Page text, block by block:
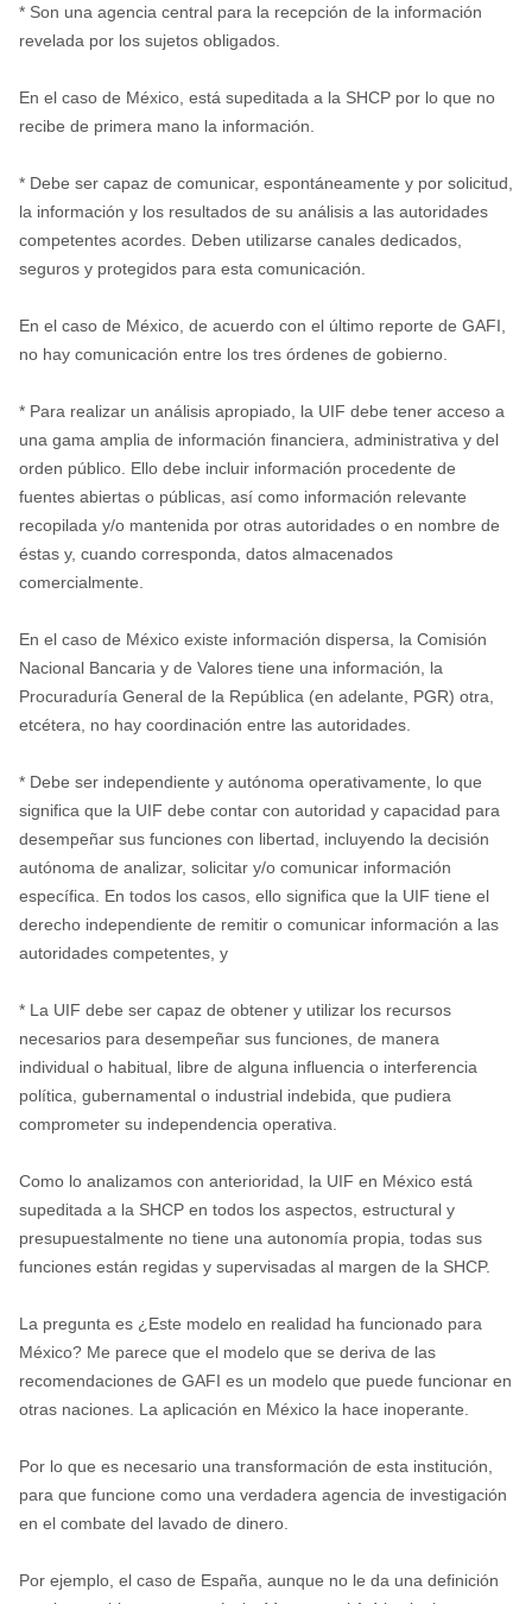
* Son una agencia central para la recepción de la información
revelada por los sujetos obligados.
En el caso de México, está supeditada a la SHCP por lo que no
recibe de primera mano la información.
* Debe ser capaz de comunicar, espontáneamente y por solicitud,
la información y los resultados de su análisis a las autoridades
competentes acordes. Deben utilizarse canales dedicados,
seguros y protegidos para esta comunicación.
En el caso de México, de acuerdo con el último reporte de GAFI,
no hay comunicación entre los tres órdenes de gobierno.
* Para realizar un análisis apropiado, la UIF debe tener acceso a
una gama amplia de información financiera, administrativa y del
orden público. Ello debe incluir información procedente de
fuentes abiertas o públicas, así como información relevante
recopilada y/o mantenida por otras autoridades o en nombre de
éstas y, cuando corresponda, datos almacenados
comercialmente.
En el caso de México existe información dispersa, la Comisión
Nacional Bancaria y de Valores tiene una información, la
Procuraduría General de la República (en adelante, PGR) otra,
etcétera, no hay coordinación entre las autoridades.
* Debe ser independiente y autónoma operativamente, lo que
significa que la UIF debe contar con autoridad y capacidad para
desempeñar sus funciones con libertad, incluyendo la decisión
autónoma de analizar, solicitar y/o comunicar información
específica. En todos los casos, ello significa que la UIF tiene el
derecho independiente de remitir o comunicar información a las
autoridades competentes, y
* La UIF debe ser capaz de obtener y utilizar los recursos
necesarios para desempeñar sus funciones, de manera
individual o habitual, libre de alguna influencia o interferencia
política, gubernamental o industrial indebida, que pudiera
comprometer su independencia operativa.
Como lo analizamos con anterioridad, la UIF en México está
supeditada a la SHCP en todos los aspectos, estructural y
presupuestalmente no tiene una autonomía propia, todas sus
funciones están regidas y supervisadas al margen de la SHCP.
La pregunta es ¿Este modelo en realidad ha funcionado para
México? Me parece que el modelo que se deriva de las
recomendaciones de GAFI es un modelo que puede funcionar en
otras naciones. La aplicación en México la hace inoperante.
Por lo que es necesario una transformación de esta institución,
para que funcione como una verdadera agencia de investigación
en el combate del lavado de dinero.
Por ejemplo, el caso de España, aunque no le da una definición